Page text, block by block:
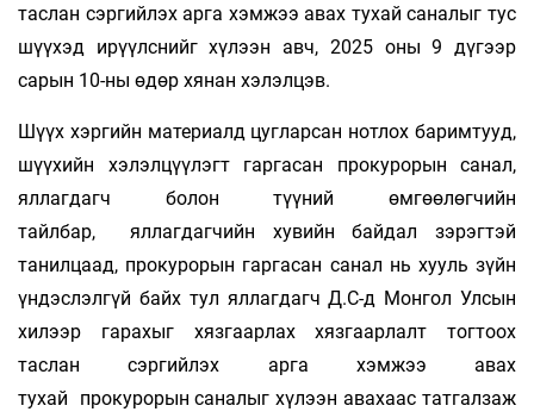
таслан сэргийлэх арга хэмжээ авах тухай саналыг тус
шүүхэд ирүүлснийг хүлээн авч, 2025 оны 9 дүгээр
сарын 10-ны өдөр хянан хэлэлцэв.
Шүүх хэргийн материалд цугларсан нотлох баримтууд,
шүүхийн хэлэлцүүлэгт гаргасан прокурорын санал,
яллагдагч болон түүний өмгөөлөгчийн
тайлбар, яллагдагчийн хувийн байдал зэрэгтэй
танилцаад, прокурорын гаргасан санал нь хууль зүйн
үндэслэлгүй байх тул яллагдагч Д.С-д Монгол Улсын
хилээр гарахыг хязгаарлах хязгаарлалт тогтоох
таслан сэргийлэх арга хэмжээ авах
тухай прокурорын саналыг хүлээн авахаас татгалзаж